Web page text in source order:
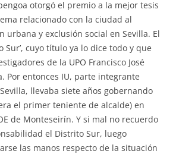
otorgó el premio a la mejor tesis
relacionado con la ciudad al
urbana y exclusión social en Sevilla. El
Sur’, cuyo título ya lo dice todo y que
de la UPO Francisco José
Por entonces IU, parte integrante
llevaba siete años gobernando
el primer teniente de alcalde) en
de Monteseirín. Y si mal no recuerdo
el Distrito Sur, luego
las manos respecto de la situación